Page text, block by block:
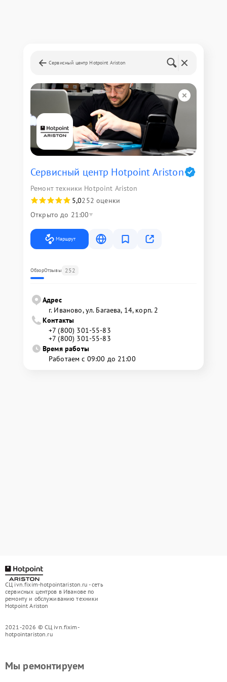
Сервисный центр Hotpoint Ariston
Сервисный центр Hotpoint Ariston
Ремонт техники Hotpoint Ariston
5,0252 оценки
Открыто до 21:00
Маршрут
ОбзорОтзывы 252
Адрес
г. Иваново, ул. Багаева, 14, корп. 2
Контакты
+7 (800) 301-55-83
+7 (800) 301-55-83
Время работы
Работаем с 09:00 до 21:00
СЦ ivn.fixim-hotpointariston.ru - сеть
сервисных центров в Иванове по
ремонту и обслуживанию техники
Hotpoint Ariston
2021-2026 © СЦ ivn.fixim-
hotpointariston.ru
Мы ремонтируем